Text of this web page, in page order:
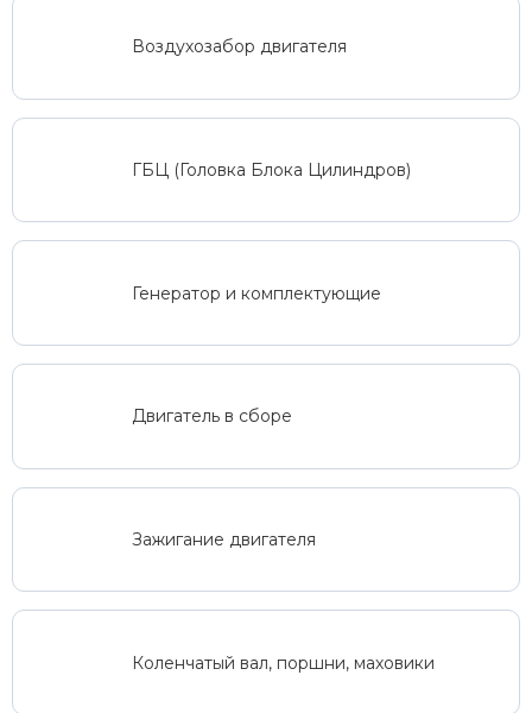
Воздухозабор двигателя
ГБЦ (Головка Блока Цилиндров)
Генератор и комплектующие
Двигатель в сборе
Зажигание двигателя
Коленчатый вал, поршни, маховики